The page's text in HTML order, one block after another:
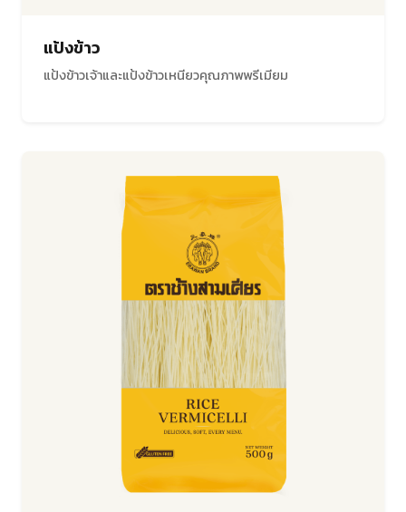
แป้งข้าว
แป้งข้าวเจ้าและแป้งข้าวเหนียวคุณภาพพรีเมียม